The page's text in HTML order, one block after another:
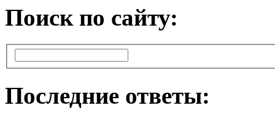
Поиск по сайту:
Последние ответы: